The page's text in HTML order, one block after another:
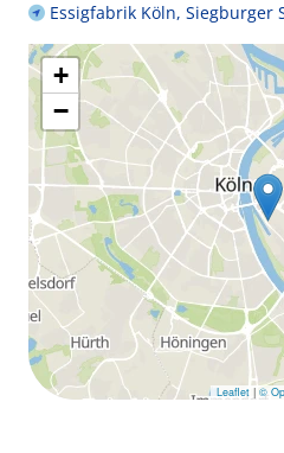
Essigfabrik Köln, Siegburger
+
−
Leaflet | ©